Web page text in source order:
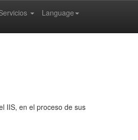
Language
IIS, en el proceso de sus